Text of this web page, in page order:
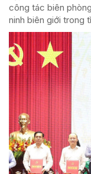
công tác biên
ninh biên giới trong